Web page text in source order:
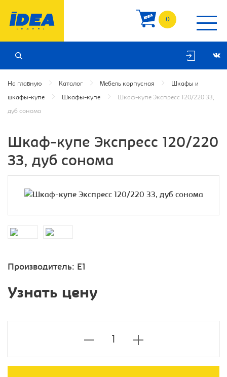
0
На главную Каталог Мебель корпусная Шкафы и
шкафы-купе Шкафы-купе Шкаф-купе Экспресс 120/220 ЗЗ,
дуб сонома
Шкаф-купе Экспресс 120/220
ЗЗ, дуб сонома
Производитель: E1
Узнать цену